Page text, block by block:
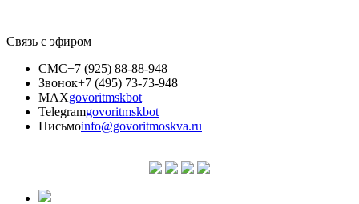
Связь с эфиром
СМС+7 (925) 88-88-948
Звонок+7 (495) 73-73-948
MAXgovoritmskbot
Telegramgovoritmskbot
Письмоinfo@govoritmoskva.ru